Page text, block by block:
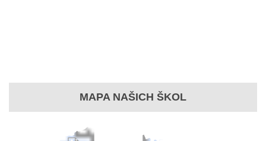
MAPA NAŠICH ŠKOL